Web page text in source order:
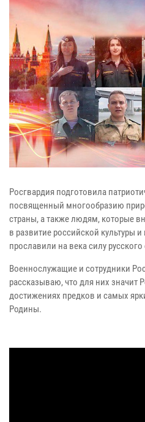
Росгвардия подготовила
посвященный многообразию
страны, а также людям, которые
в развитие российской культуры и
прославили на века силу
Военнослужащие и сотрудники
рассказываю, что для них значит
достижениях предков и самых
Родины.